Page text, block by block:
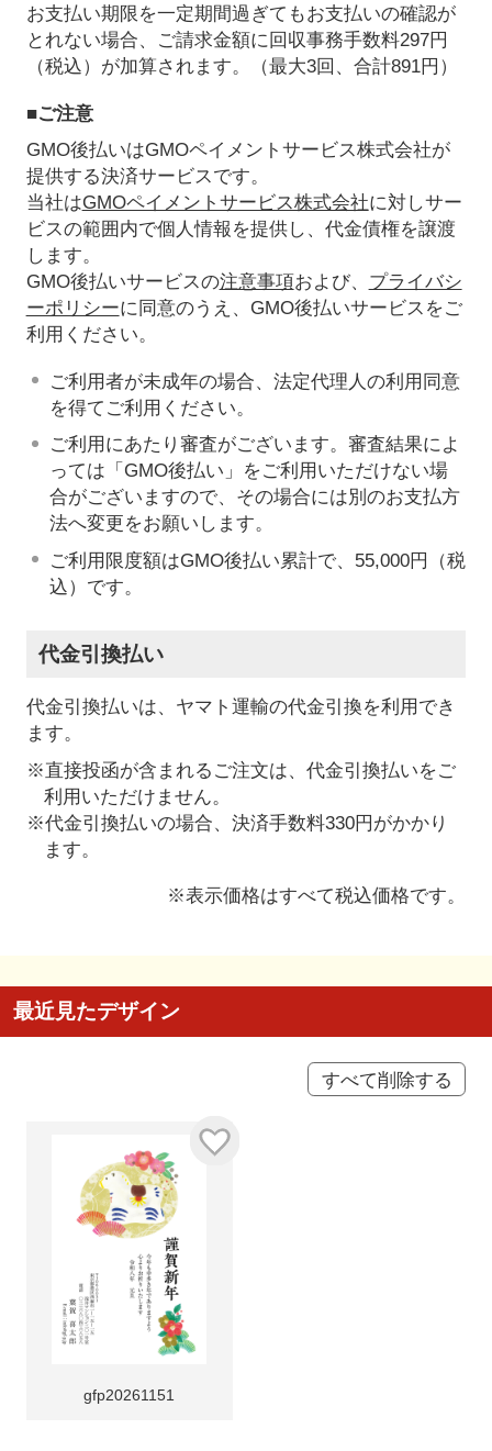
お支払い期限を一定期間過ぎてもお支払いの確認が
とれない場合、ご請求金額に回収事務手数料297円
（税込）が加算されます。（最大3回、合計891円）
■ご注意
GMO後払いはGMOペイメントサービス株式会社が
提供する決済サービスです。
当社はGMOペイメントサービス株式会社に対しサー
ビスの範囲内で個人情報を提供し、代金債権を譲渡
します。
GMO後払いサービスの注意事項および、 プライバシ
ーポリシーに同意のうえ、GMO後払いサービスをご
利用ください。
ご利用者が未成年の場合、法定代理人の利用同意
を得てご利用ください。
ご利用にあたり審査がございます。審査結果によ
っては「GMO後払い」をご利用いただけない場
合がございますので、その場合には別のお支払方
法へ変更をお願いします。
ご利用限度額はGMO後払い累計で、55,000円（税
込）です。
代金引換払い
代金引換払いは、ヤマト運輸の代金引換を利用でき
ます。
※直接投函が含まれるご注文は、代金引換払いをご
利用いただけません。
※代金引換払いの場合、決済手数料330円がかかり
ます。
※表示価格はすべて税込価格です。
最近見たデザイン
すべて削除する
gfp20261151